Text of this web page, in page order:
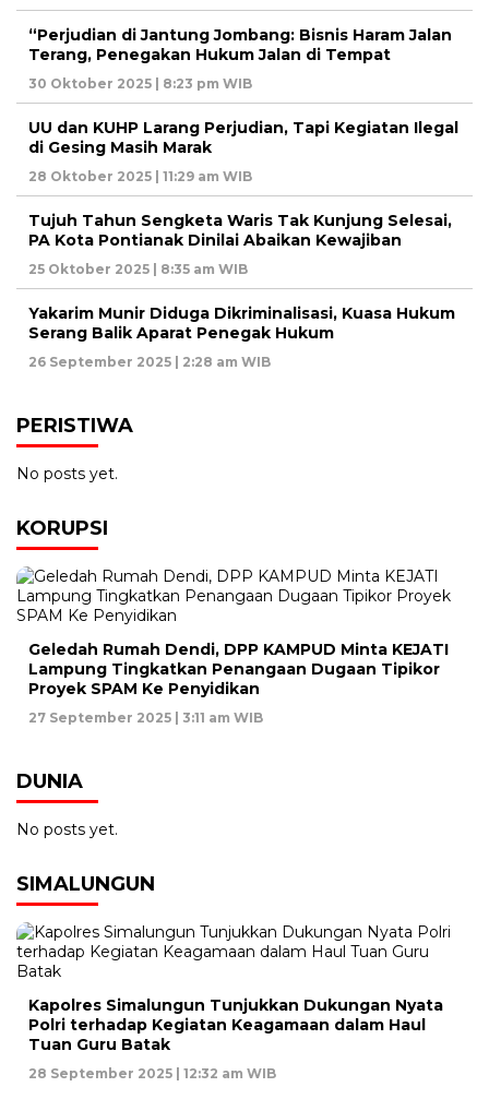
“Perjudian di Jantung Jombang: Bisnis Haram Jalan
Terang, Penegakan Hukum Jalan di Tempat
30 Oktober 2025 | 8:23 pm WIB
UU dan KUHP Larang Perjudian, Tapi Kegiatan Ilegal
di Gesing Masih Marak
28 Oktober 2025 | 11:29 am WIB
Tujuh Tahun Sengketa Waris Tak Kunjung Selesai,
PA Kota Pontianak Dinilai Abaikan Kewajiban
25 Oktober 2025 | 8:35 am WIB
Yakarim Munir Diduga Dikriminalisasi, Kuasa Hukum
Serang Balik Aparat Penegak Hukum
26 September 2025 | 2:28 am WIB
PERISTIWA
No posts yet.
KORUPSI
Geledah Rumah Dendi, DPP KAMPUD Minta KEJATI
Lampung Tingkatkan Penangaan Dugaan Tipikor
Proyek SPAM Ke Penyidikan
27 September 2025 | 3:11 am WIB
DUNIA
No posts yet.
SIMALUNGUN
Kapolres Simalungun Tunjukkan Dukungan Nyata
Polri terhadap Kegiatan Keagamaan dalam Haul
Tuan Guru Batak
28 September 2025 | 12:32 am WIB